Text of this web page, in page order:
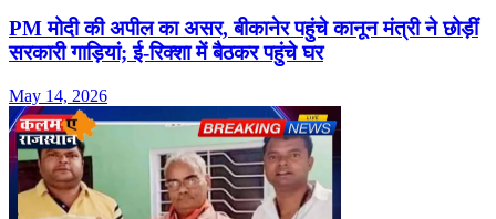
PM मोदी की अपील का असर, बीकानेर पहुंचे कानून मंत्री ने छोड़ीं
सरकारी गाड़ियां; ई-रिक्शा में बैठकर पहुंचे घर
May 14, 2026